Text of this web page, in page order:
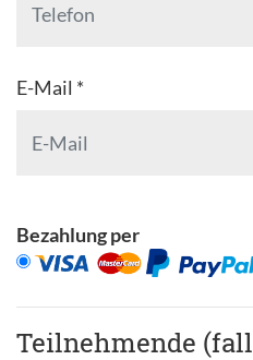
E-Mail *
Bezahlung per
Teilnehmende